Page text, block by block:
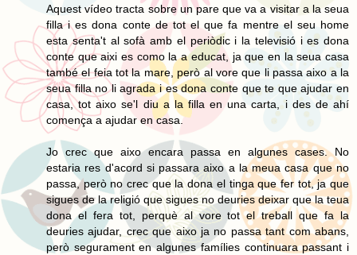
Aquest vídeo tracta sobre un pare que va a visitar a la seua
filla i es dona conte de tot el que fa mentre el seu home
esta senta't al sofà amb el periòdic i la televisió i es dona
conte que aixi es como la a educat, ja que en la seua casa
també el feia tot la mare, però al vore que li passa aixo a la
seua filla no li agrada i es dona conte que te que ajudar en
casa, tot aixo se'l diu a la filla en una carta, i des de ahí
comença a ajudar en casa.
Jo crec que aixo encara passa en algunes cases. No
estaria res d'acord si passara aixo a la meua casa que no
passa, però no crec que la dona el tinga que fer tot, ja que
sigues de la religió que sigues no deuries deixar que la teua
dona el fera tot, perquè al vore tot el treball que fa la
deuries ajudar, crec que aixo ja no passa tant com abans,
però segurament en algunes famílies continuara passant i